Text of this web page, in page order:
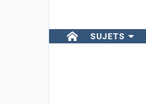
SUJETS